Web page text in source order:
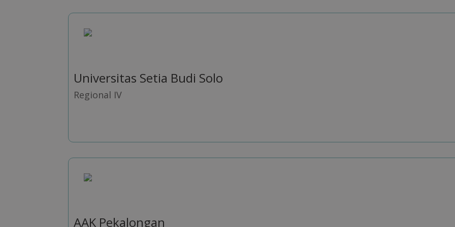
Universitas Setia Budi Solo
Regional IV
AAK Pekalongan